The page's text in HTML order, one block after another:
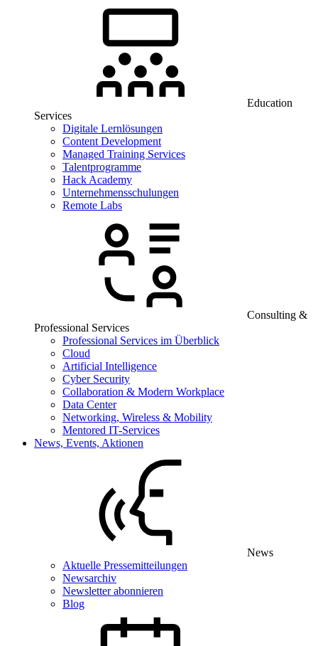
Education
Services
Digitale Lernlösungen
Content Development
Managed Training Services
Talentprogramme
Hack Academy
Unternehmensschulungen
Remote Labs
Consulting &
Professional Services
Professional Services im Überblick
Cloud
Artificial Intelligence
Cyber Security
Collaboration & Modern Workplace
Data Center
Networking, Wireless & Mobility
Mentored IT-Services
News, Events, Aktionen
News
Aktuelle Pressemitteilungen
Newsarchiv
Newsletter abonnieren
Blog